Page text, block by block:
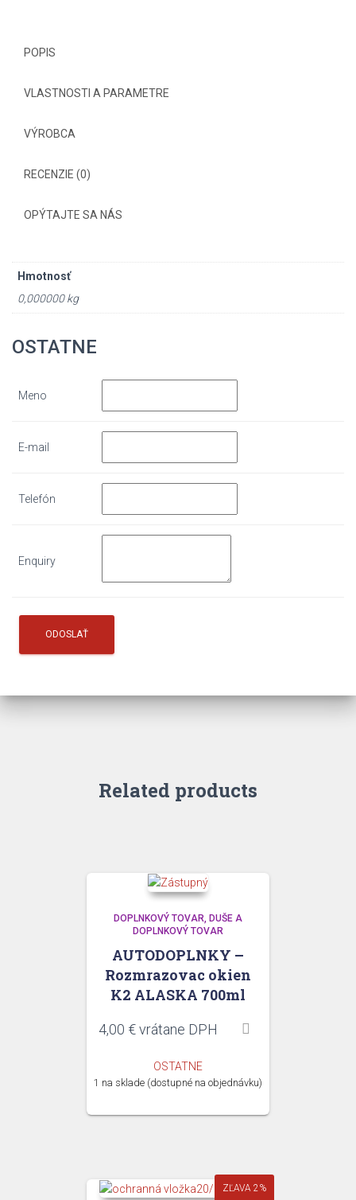
POPIS
VLASTNOSTI A PARAMETRE
VÝROBCA
RECENZIE (0)
OPÝTAJTE SA NÁS
Hmotnosť
0,000000 kg
OSTATNE
Meno
E-mail
Telefón
Enquiry
Related products
DOPLNKOVÝ TOVAR DUŠE A
DOPLNKOVÝ TOVAR
AUTODOPLNKY –
Rozmrazovac okien
K2 ALASKA 700ml
4,00 €vrátane DPH
OSTATNE
1 na sklade (dostupné na objednávku)
ZĽAVA 2%